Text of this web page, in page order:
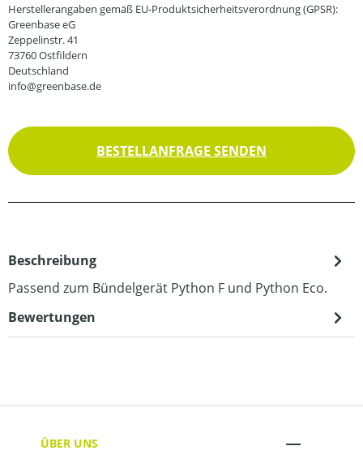
Herstellerangaben gemäß EU-Produktsicherheitsverordnung (GPSR):
Greenbase eG
Zeppelinstr. 41
73760 Ostfildern
Deutschland
info@greenbase.de
BESTELLANFRAGE SENDEN
Beschreibung
Passend zum Bündelgerät Python F und Python Eco.
Bewertungen
ÜBER UNS